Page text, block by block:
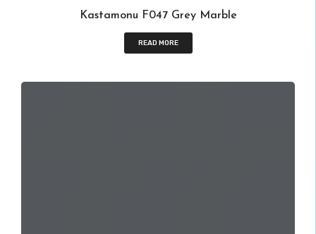
Kastamonu F047 Grey Marble
READ MORE